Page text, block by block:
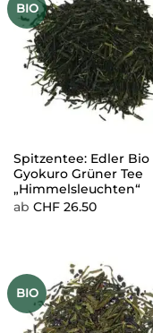
BIO
Spitzentee: Edler Bio
Gyokuro Grüner Tee
„Himmelsleuchten“
ab CHF26.50
BIO